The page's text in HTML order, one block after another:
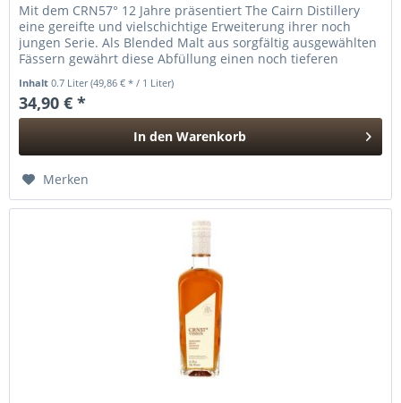
Mit dem CRN57° 12 Jahre präsentiert The Cairn Distillery
eine gereifte und vielschichtige Erweiterung ihrer noch
jungen Serie. Als Blended Malt aus sorgfältig ausgewählten
Fässern gewährt diese Abfüllung einen noch tieferen
Inhalt0.7 Liter(49,86 € * / 1 Liter)
34,90 € *
In den Warenkorb
Merken